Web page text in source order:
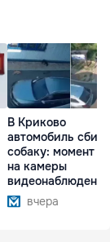
В Криково
автомобиль сбил
собаку: момент
на камеры
видеонаблюдения
вчера